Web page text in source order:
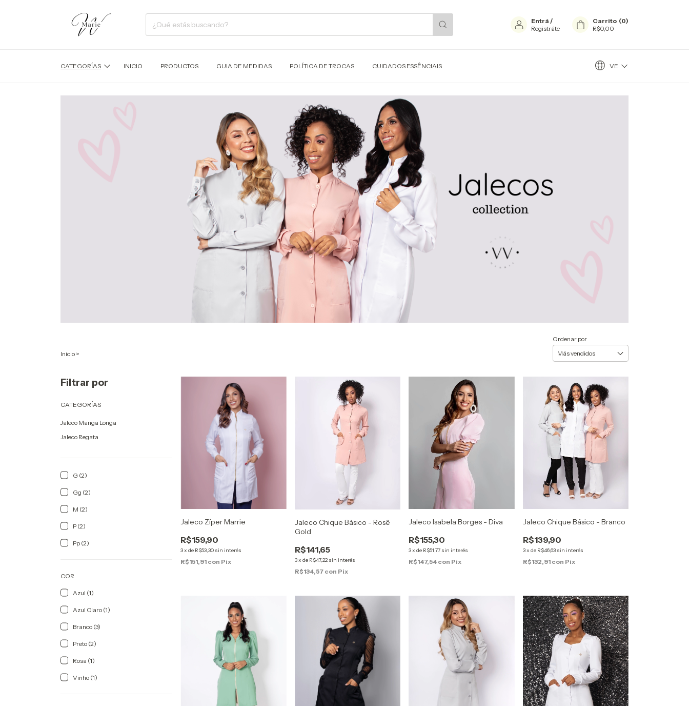
Entrá /
Registráte
Carrito (0)
R$0,00
CATEGORÍAS INICIO PRODUCTOS GUIA DE MEDIDAS POLÍTICA DE TROCAS CUIDADOS ESSÊNCIAIS VE
Inicio >
Ordenar por
Filtrar por
CATEGORÍAS
Jaleco Manga Longa
Jaleco Regata
G (2)
Gg (2)
M (2)
P (2)
Pp (2)
COR
Azul (1)
Azul Claro (1)
Branco (3)
Preto (2)
Rosa (1)
Vinho (1)
Jaleco Zíper Marrie
R$159,90
3xde R$53,30 sin interés
R$151,91 con Pix
Jaleco Chique Básico - Rosê
Gold
R$141,65
3x de R$47,22 sin interés
R$134,57 con Pix
Jaleco Isabela Borges - Diva
R$155,30
3xde R$51,77 sin interés
R$147,54 con Pix
Jaleco Chique Básico - Branco
R$139,90
3x de R$46,63 sin interés
R$132,91 con Pix